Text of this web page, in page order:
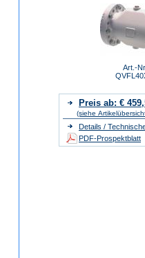
Art.-
Preis ab: €
(siehe
Details /
PDF-Prospektblatt